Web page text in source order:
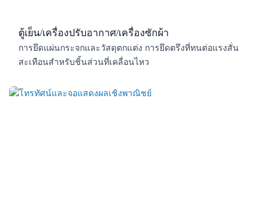
ตู้เย็น/เครื่องปรับอากาศ/เครื่องซักผ้า
การยึดแผ่นกระจกและวัสดุตกแต่ง การยึดตรึงที่ทนต่อแรงสั่น
สะเทือนสำหรับชิ้นส่วนที่เคลื่อนไหว